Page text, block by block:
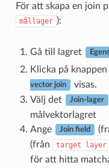
För att skapa en join
mållager ):
Gå till lagret
Klicka på knappen
vector join
visas.
Välj det
Join-lager
målvektorlagret
Ange
Join field
(från target layer
för att hitta